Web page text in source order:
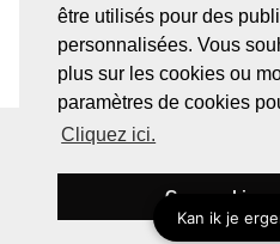
être utilisés pour des
personnalisées. Vous
plus sur les cookies ou
paramètres de cookies
Cliquez ici.
Ces cookies
facebook